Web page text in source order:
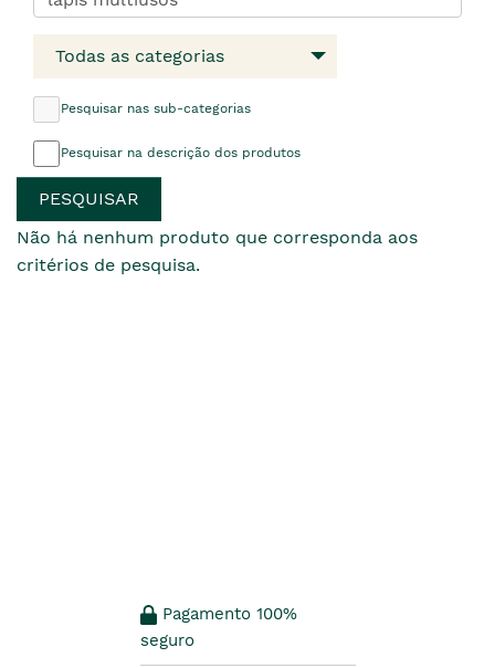
Todas as categorias
Pesquisar nas sub-categorias
Pesquisar na descrição dos produtos
Não há nenhum produto que corresponda aos
critérios de pesquisa.
Pagamento 100%
seguro